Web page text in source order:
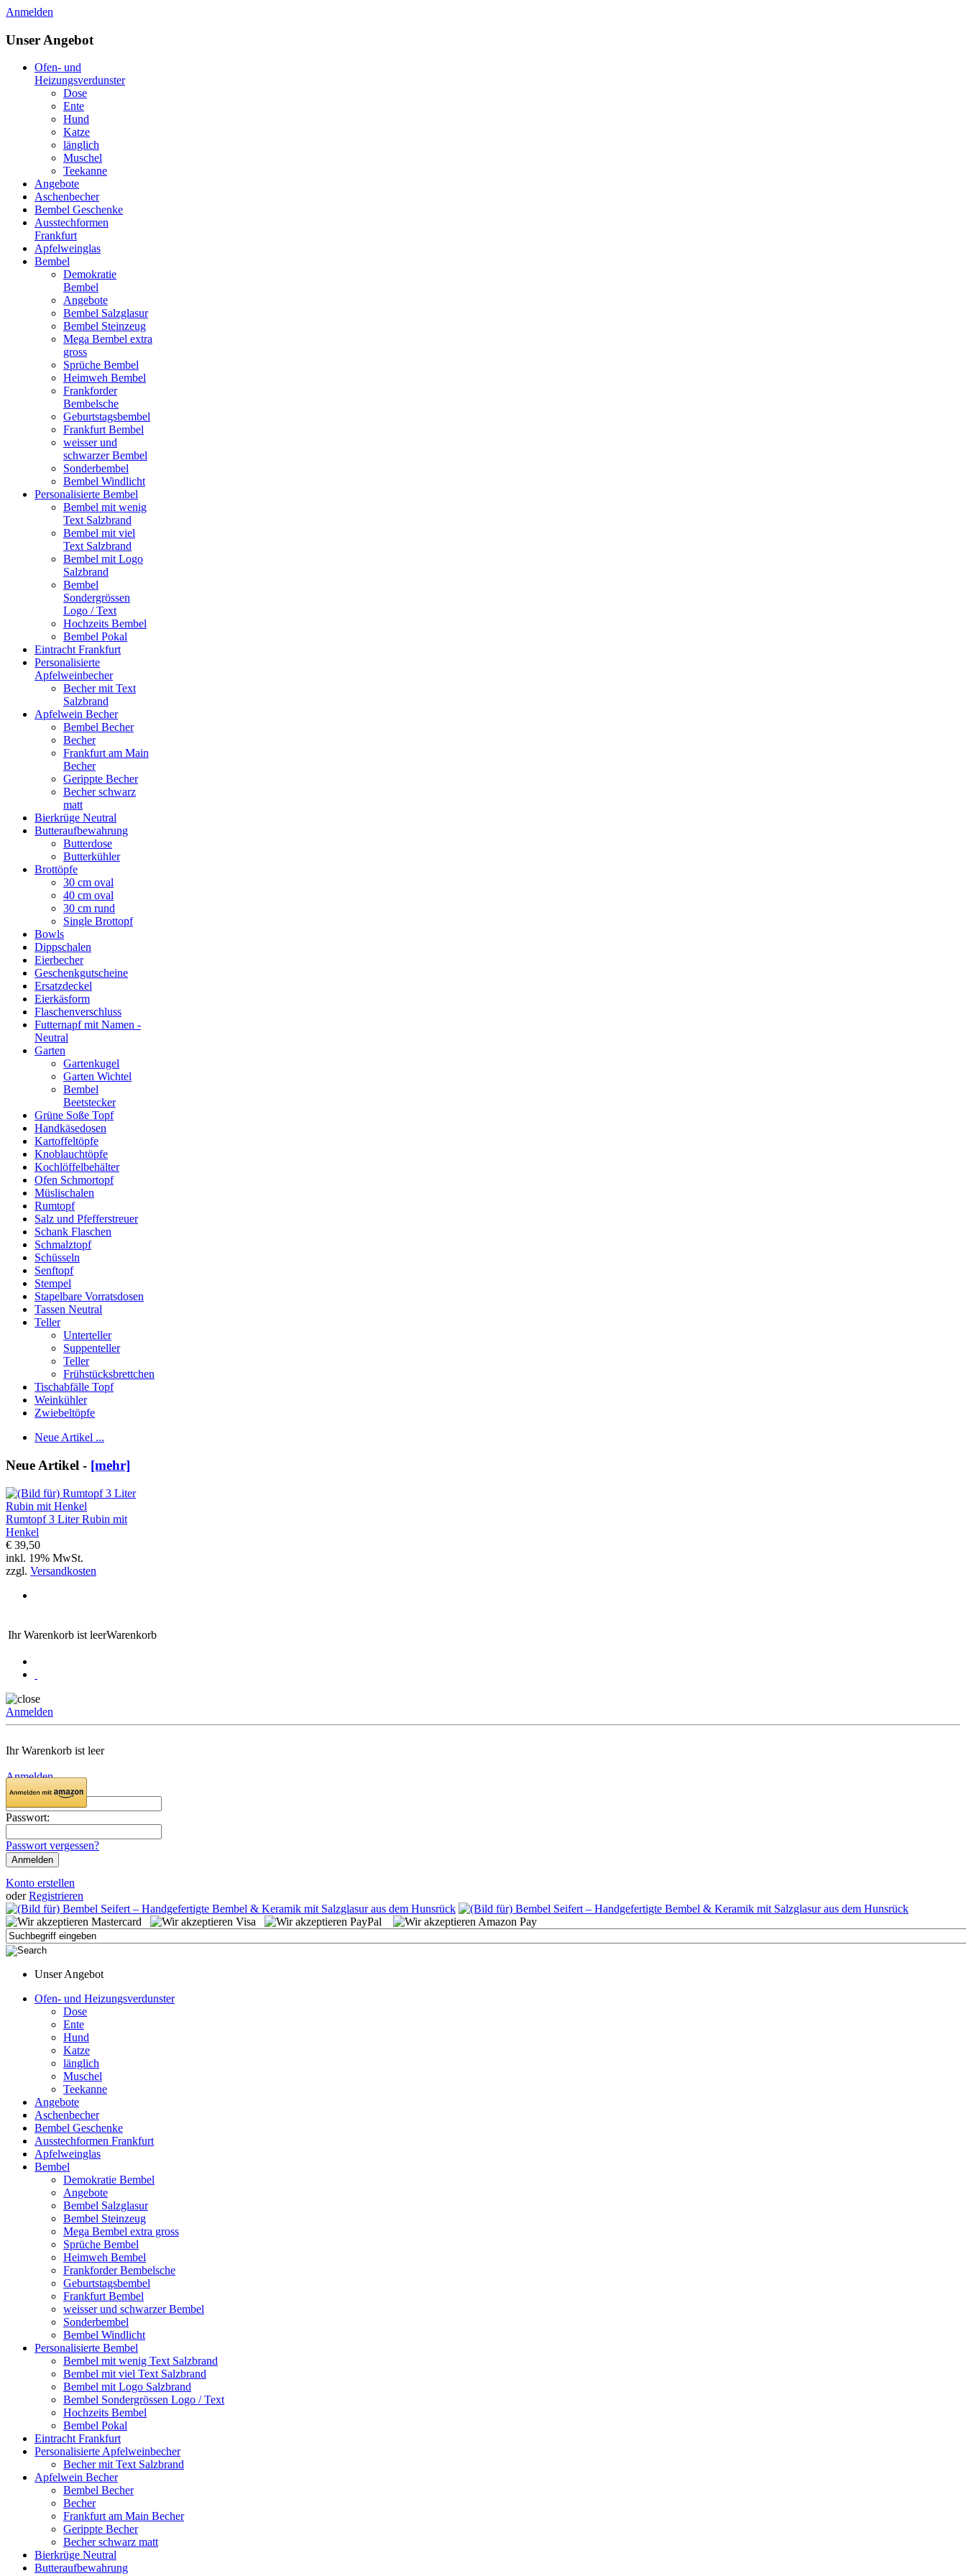
Anmelden
Unser Angebot
Ofen- und
Heizungsverdunster
Dose
Ente
Hund
Katze
länglich
Muschel
Teekanne
Angebote
Aschenbecher
Bembel Geschenke
Ausstechformen
Frankfurt
Apfelweinglas
Bembel
Demokratie
Bembel
Angebote
Bembel Salzglasur
Bembel Steinzeug
Mega Bembel extra
gross
Sprüche Bembel
Heimweh Bembel
Frankforder
Bembelsche
Geburtstagsbembel
Frankfurt Bembel
weisser und
schwarzer Bembel
Sonderbembel
Bembel Windlicht
Personalisierte Bembel
Bembel mit wenig
Text Salzbrand
Bembel mit viel
Text Salzbrand
Bembel mit Logo
Salzbrand
Bembel
Sondergrössen
Logo / Text
Hochzeits Bembel
Bembel Pokal
Eintracht Frankfurt
Personalisierte
Apfelweinbecher
Becher mit Text
Salzbrand
Apfelwein Becher
Bembel Becher
Becher
Frankfurt am Main
Becher
Gerippte Becher
Becher schwarz
matt
Bierkrüge Neutral
Butteraufbewahrung
Butterdose
Butterkühler
Brottöpfe
30 cm oval
40 cm oval
30 cm rund
Single Brottopf
Bowls
Dippschalen
Eierbecher
Geschenkgutscheine
Ersatzdeckel
Eierkäsform
Flaschenverschluss
Futternapf mit Namen -
Neutral
Garten
Gartenkugel
Garten Wichtel
Bembel
Beetstecker
Grüne Soße Topf
Handkäsedosen
Kartoffeltöpfe
Knoblauchtöpfe
Kochlöffelbehälter
Ofen Schmortopf
Müslischalen
Rumtopf
Salz und Pfefferstreuer
Schank Flaschen
Schmalztopf
Schüsseln
Senftopf
Stempel
Stapelbare Vorratsdosen
Tassen Neutral
Teller
Unterteller
Suppenteller
Teller
Frühstücksbrettchen
Tischabfälle Topf
Weinkühler
Zwiebeltöpfe
Neue Artikel ...
Neue Artikel - [mehr]
Rumtopf 3 Liter Rubin mit
Henkel
€ 39,50
inkl. 19% MwSt.
zzgl. Versandkosten
Ihr Warenkorb ist leerWarenkorb
Anmelden
Ihr Warenkorb ist leer
Anmelden
Email:
Passwort:
Passwort vergessen?
Konto erstellen
oder Registrieren
Unser Angebot
Ofen- und Heizungsverdunster
Dose
Ente
Hund
Katze
länglich
Muschel
Teekanne
Angebote
Aschenbecher
Bembel Geschenke
Ausstechformen Frankfurt
Apfelweinglas
Bembel
Demokratie Bembel
Angebote
Bembel Salzglasur
Bembel Steinzeug
Mega Bembel extra gross
Sprüche Bembel
Heimweh Bembel
Frankforder Bembelsche
Geburtstagsbembel
Frankfurt Bembel
weisser und schwarzer Bembel
Sonderbembel
Bembel Windlicht
Personalisierte Bembel
Bembel mit wenig Text Salzbrand
Bembel mit viel Text Salzbrand
Bembel mit Logo Salzbrand
Bembel Sondergrössen Logo / Text
Hochzeits Bembel
Bembel Pokal
Eintracht Frankfurt
Personalisierte Apfelweinbecher
Becher mit Text Salzbrand
Apfelwein Becher
Bembel Becher
Becher
Frankfurt am Main Becher
Gerippte Becher
Becher schwarz matt
Bierkrüge Neutral
Butteraufbewahrung